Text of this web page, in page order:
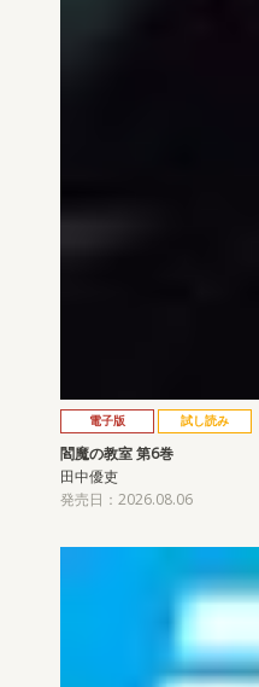
電子版 試し読み
閻魔の教室 第6巻
田中優吏
発売日：2026.08.06